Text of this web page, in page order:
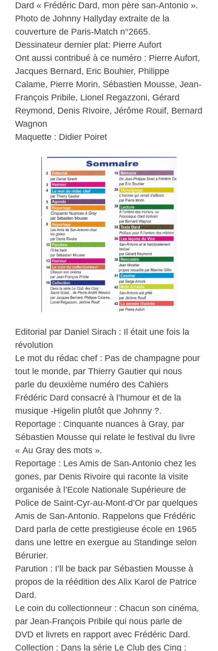
Dard « Frédéric Dard, mon père san-Antonio ».
Photo de Johnny Hallyday extraite de la
couverture de Paris-Match n°2665.
Dessinateur dernier plat: Pierre Aufort
Ont aussi contribué à ce numéro : Pierre Aufort,
Jacques Bernard, Eric Bouhier, Philippe
Calame, Pierre Morin, Sébastien Mousse, Jean-
François Pribile, Lionel Regazzoni, Gérard
Reymond, Denis Rivoire, Jérôme Rouif, Bernard
Wagnon
Maquette : Didier Poiret
Editorial par Daniel Sirach : Il était une fois la
révolution
Le mot du rédac chef : Pas de champagne pour
tout le monde, par Thierry Gautier qui nous
parle du deuxième numéro des Cahiers
Frédéric Dard consacré à l’humour et de la
musique -Higelin plutôt que Johnny ?.
Reportage : Cinquante nuances à Gray, par
Sébastien Mousse qui relate le festival du livre
« Au Gray des mots ».
Reportage : Les Amis de San-Antonio chez les
gones, par Denis Rivoire qui raconte la visite
organisée à l’Ecole Nationale Supérieure de
Police de Saint-Cyr-au-Mont-d’Or par quelques
Amis de San-Antonio. Rappelons que Frédéric
Dard parla de cette prestigieuse école en 1965
dans une lettre en exergue au Standinge selon
Bérurier.
Parution : I’ll be back par Sébastien Mousse à
propos de la réédition des Alix Karol de Patrice
Dard.
Le coin du collectionneur : Chacun son cinéma,
par Jean-François Pribile qui nous parle de
DVD et livrets en rapport avec Frédéric Dard.
Collection : Dans la série Le Club des Cinq :